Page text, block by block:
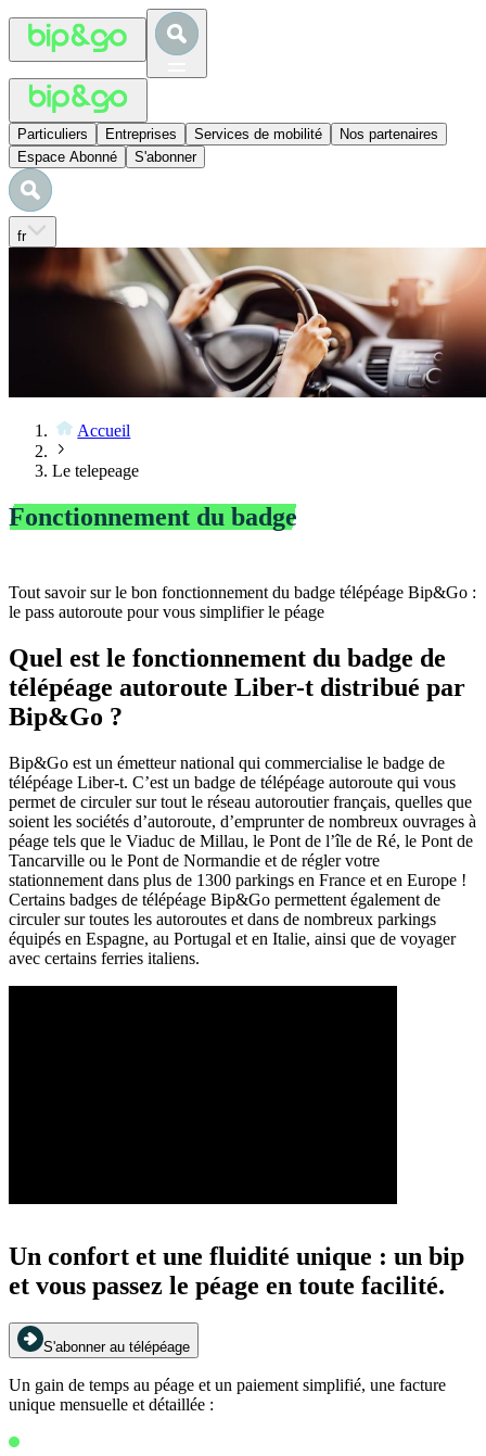
Particuliers Entreprises Services de mobilité
Nos partenaires
Espace Abonné
S'abonner
fr
Accueil
Le telepeage
Fonctionnement du badge
Tout savoir sur le bon fonctionnement du badge télépéage Bip&Go :
le pass autoroute pour vous simplifier le péage
Quel est le fonctionnement du badge de
télépéage autoroute Liber-t distribué par
Bip&Go ?
Bip&Go est un émetteur national qui commercialise le badge de
télépéage Liber‑t. C’est un badge de télépéage autoroute qui vous
permet de circuler sur tout le réseau autoroutier français, quelles que
soient les sociétés d’autoroute, d’emprunter de nombreux ouvrages à
péage tels que le Viaduc de Millau, le Pont de l’île de Ré, le Pont de
Tancarville ou le Pont de Normandie et de régler votre
stationnement dans plus de 1300 parkings en France et en Europe !
Certains badges de télépéage Bip&Go permettent également de
circuler sur toutes les autoroutes et dans de nombreux parkings
équipés en Espagne, au Portugal et en Italie, ainsi que de voyager
avec certains ferries italiens.
Un confort et une fluidité unique : un bip
et vous passez le péage en toute facilité.
S'abonner au télépéage
Un gain de temps au péage et un paiement simplifié, une facture
unique mensuelle et détaillée :